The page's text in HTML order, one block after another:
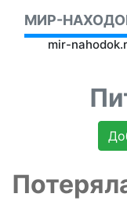
МИР-
mir-